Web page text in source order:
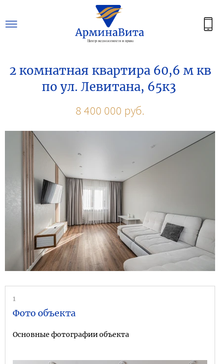
2 комнатная квартира 60,6 м кв
по ул. Левитана, 65к3
8 400 000 руб.
1
Фото объекта
Основные фотографии объекта